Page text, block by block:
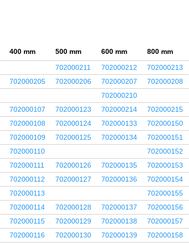
400 mm 500 mm 600 mm 800 mm
702000211 702000212
702000213
702000205 702000206 702000207 702000208
702000210
702000107 702000123 702000214 702000215
702000108 702000124 702000133 702000150
702000109 702000125 702000134 702000151
702000110 702000152
702000111 702000126 702000135 702000153
702000112 702000127 702000136 702000154
702000113 702000155
702000114 702000128 702000137 702000156
702000115 702000129 702000138 702000157
702000116 702000130 702000139 702000158